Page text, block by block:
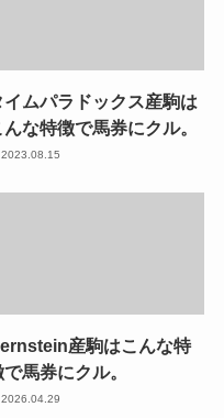
イムパラドックス産駒は
んな特徴で馬券にクル。
2023.08.15
産駒はこんな特
馬券にクル。
2026.04.29